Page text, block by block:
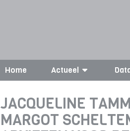
Home Actueel
JACQUELINE
MARGOT